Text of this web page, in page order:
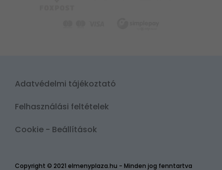
Copyright © 2021 elmenyplaza.hu - Minden jog fenntartva
Adatvédelmi tájékoztató
Felhasználási feltételek
Cookie - Beállítások